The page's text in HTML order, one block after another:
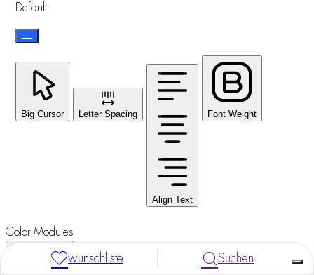
wunschliste Suchen
Default
Big Cursor Letter Spacing
Align Text
Font Weight
Color Modules